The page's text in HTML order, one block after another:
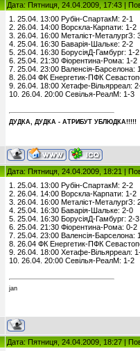
Дата: Пятниця, 24.04.2009, 17:43 |
1. 25.04. 13:00 Рубін-СпартакМ: 2-1
2. 26.04. 14:00 Ворскла-Карпати: 1-2
3. 26.04. 16:00 Металіст-МеталургЗ:
4. 25.04. 16:30 Баварія-Шальке: 2-2
5. 25.04. 16:30 БорусіяД-Гамбург: 1-2
6. 25.04. 21:30 Фіорентина-Рома: 1-2
7. 25.04. 23:00 Валенсія-Барселона:
8. 26.04 ФК Енергетик-ПФК
9. 26.04. 18:00 Хетафе-Вільярреал:
10. 26.04. 20:00 Севілья-РеалМ: 1-3
ДУДКА, ДУДКА - АТРИБУT УБЛЮДКА!!!!!
Дата: Пятниця, 24.04.2009, 18:21 |
1. 25.04. 13:00 Рубін-СпартакМ: 2-2
2. 26.04. 14:00 Ворскла-Карпати: 1-2
3. 26.04. 16:00 Металіст-МеталургЗ:
4. 25.04. 16:30 Баварія-Шальке: 2-0
5. 25.04. 16:30 БорусіяД-Гамбург: 2-3
6. 25.04. 21:30 Фіорентина-Рома: 0-2
7. 25.04. 23:00 Валенсія-Барселона:
8. 26.04 ФК Енергетик-ПФК
9. 26.04. 18:00 Хетафе-Вільярреал:
10. 26.04. 20:00 Севілья-РеалМ: 1-2
jan
Дата: Пятниця, 24.04.2009, 18:27 |